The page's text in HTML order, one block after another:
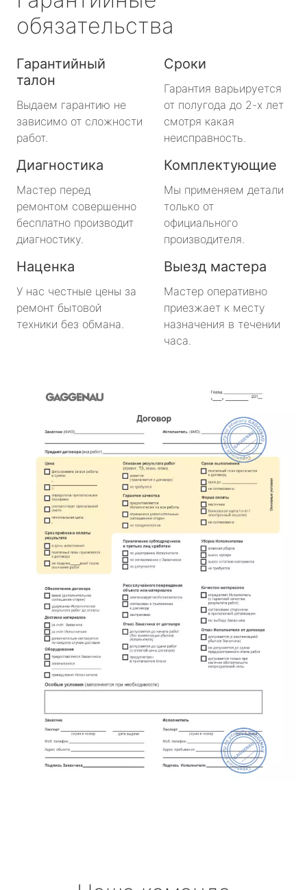
обязательства
Гарантийный
талон
Выдаем гарантию не
зависимо от сложности
работ.
Сроки
Гарантия варьируется
от полугода до 2-х лет
смотря какая
неисправность.
Диагностика
Мастер перед
ремонтом совершенно
бесплатно производит
диагностику.
Комплектующие
Мы применяем детали
только от
официального
производителя.
Наценка
У нас честные цены за
ремонт бытовой
техники без обмана.
Выезд мастера
Мастер оперативно
приезжает к месту
назначения в течении
часа.